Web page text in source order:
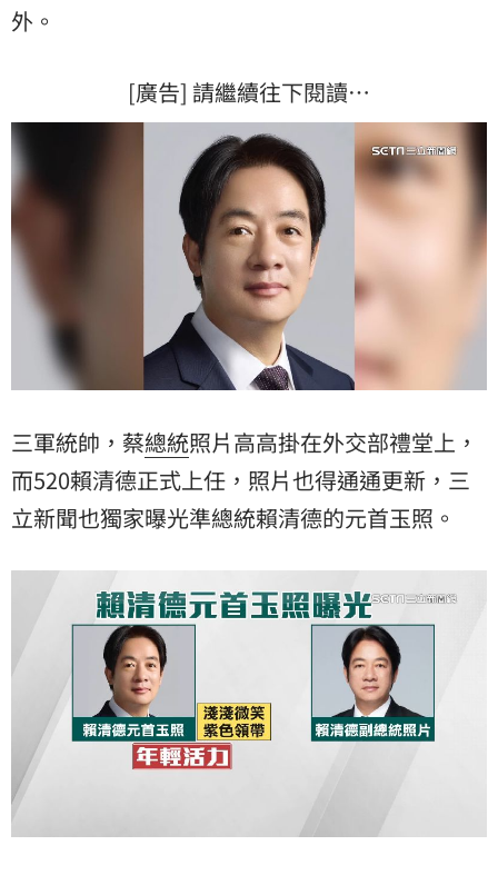
外。
[廣告] 請繼續往下閱讀…
三軍統帥，蔡總統照片高高掛在外交部禮堂上，
而520賴清德正式上任，照片也得通通更新，三
立新聞也獨家曝光準總統賴清德的元首玉照。